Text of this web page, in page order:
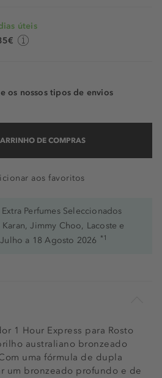
úteis
os nossos tipos de envios
DE COMPRAS
aos favoritos
Extra Perfumes Seleccionados
Jimmy Choo, Lacoste e
a 18 Agosto 2026 *1
1 Hour Express para Rosto
australiano bronzeado
uma fórmula de dupla
um bronzeado profundo e de